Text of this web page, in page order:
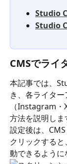
Studio
Studio
CMSでライ
本記事では、
き、各ライタ
（Instagram
方法を説明しま
設定後は、
クリックする
動できるように